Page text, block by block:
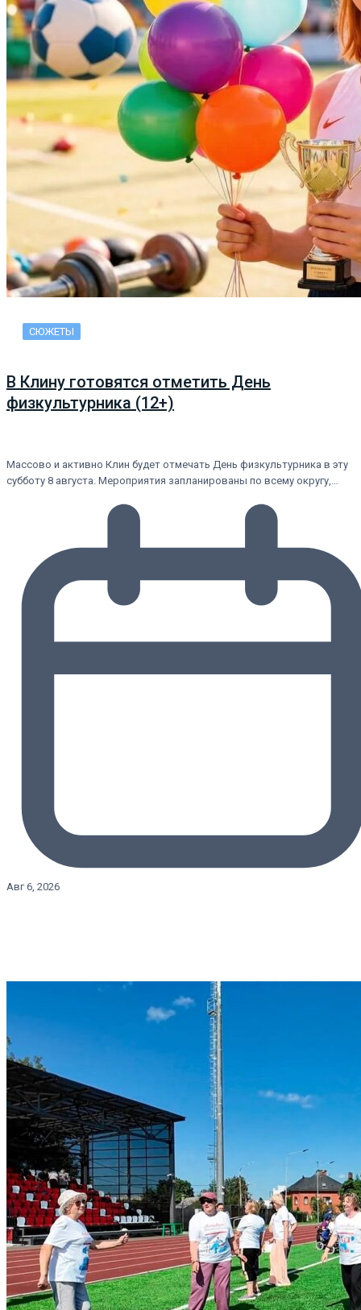
СЮЖЕТЫ
В Клину готовятся отметить День
физкультурника (12+)
Массово и активно Клин будет отмечать День физкультурника в эту
субботу 8 августа. Мероприятия запланированы по всему округу,…
Авг 6, 2026